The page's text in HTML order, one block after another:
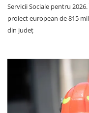
Servicii Sociale pentru
proiect european de 815
din județ